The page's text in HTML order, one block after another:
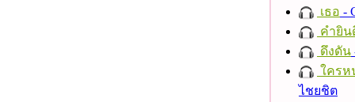
เธอ -
คำยิน
ดึงดัน
ใครห
ไชยชิต